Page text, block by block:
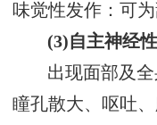
味觉性发作：可
(3)自主神经
出现面部及
瞳孔散大、呕吐